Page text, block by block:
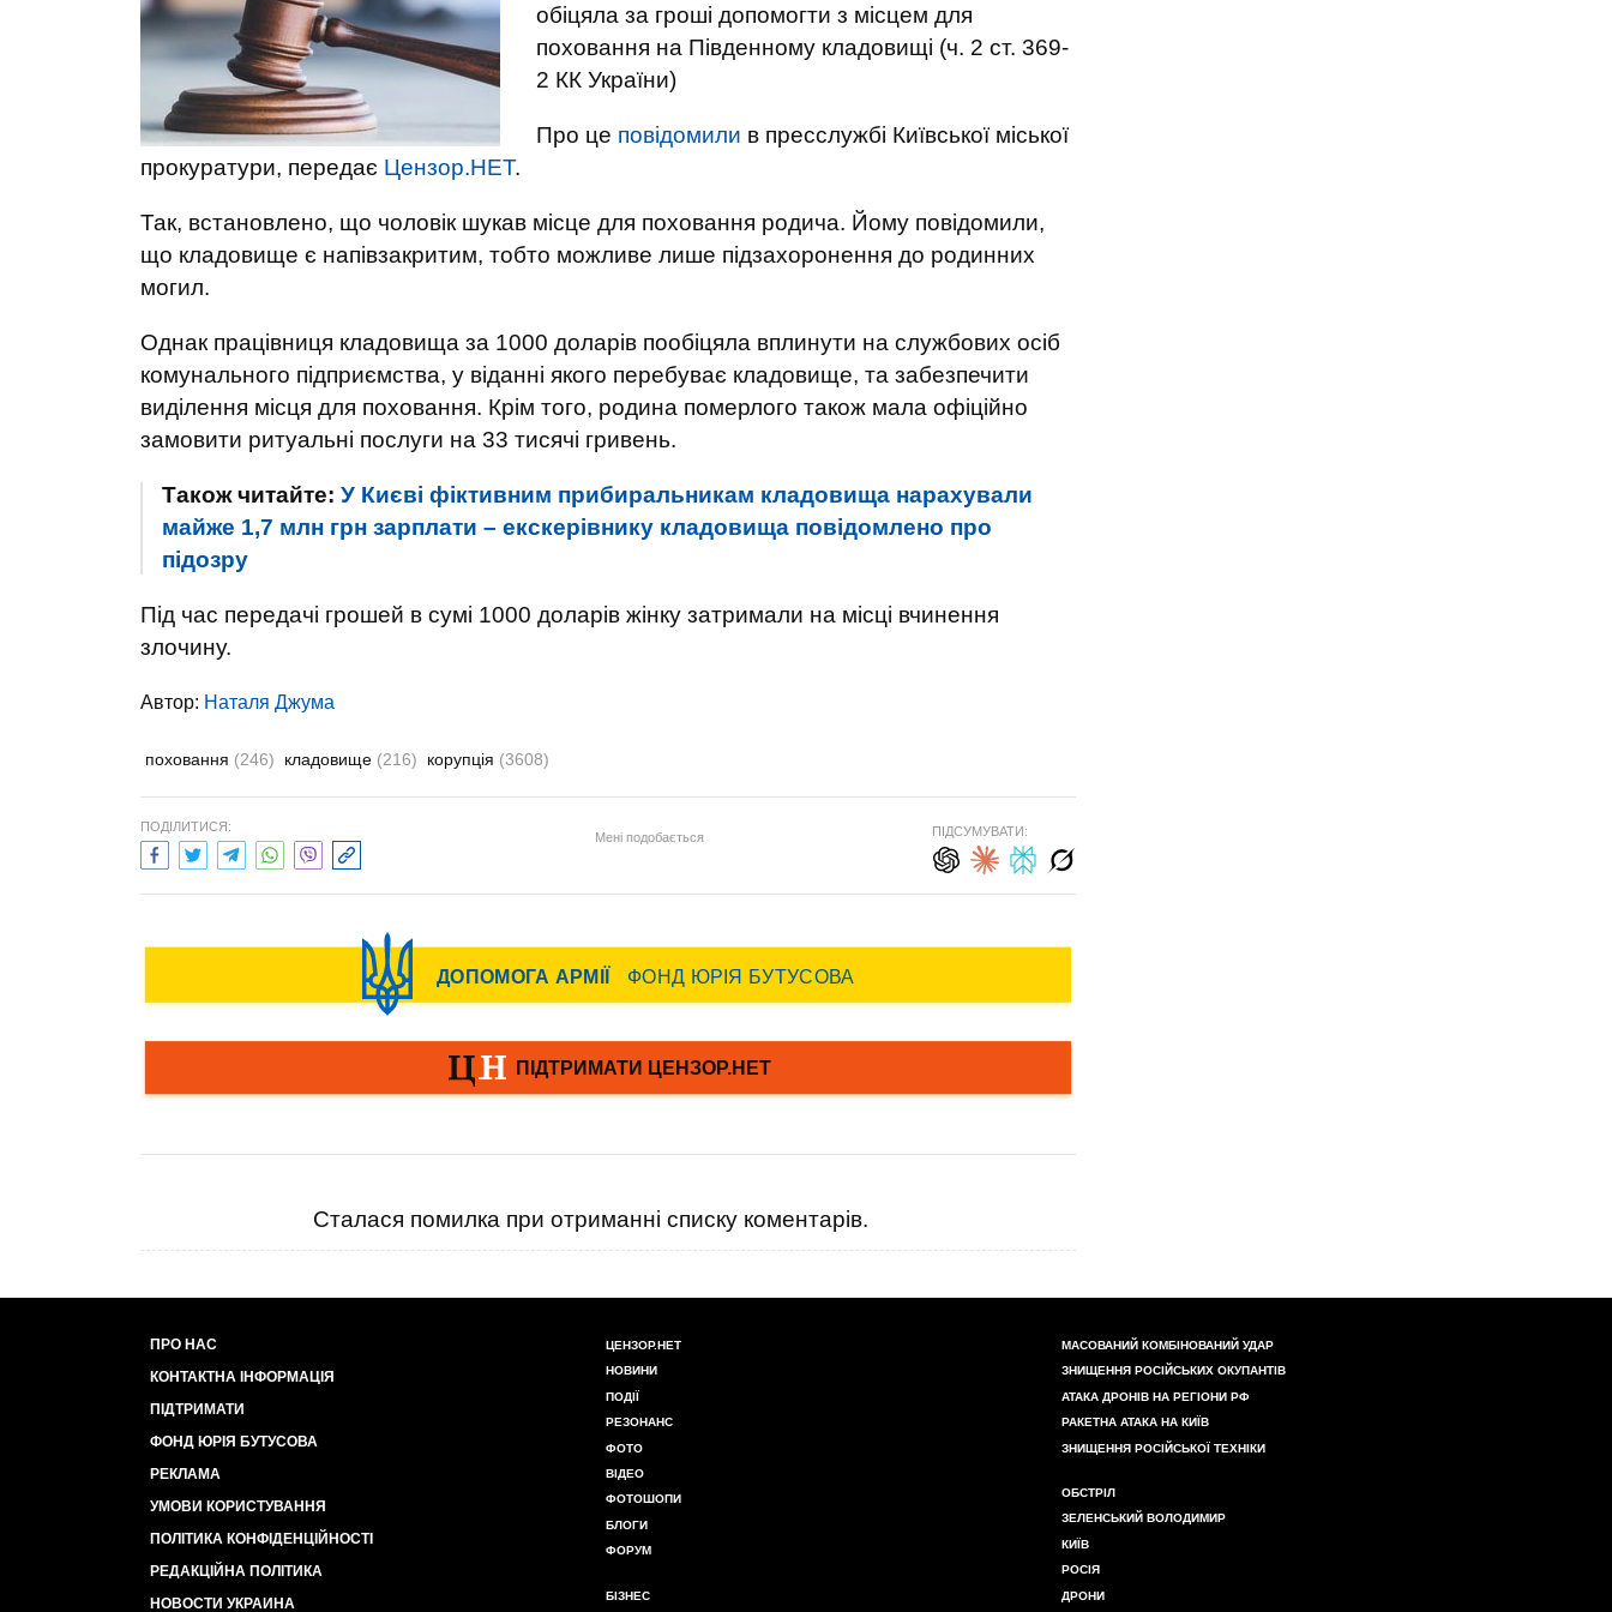
обіцяла за гроші допомогти з місцем для
поховання на Південному кладовищі (ч. 2 ст. 369-
2 КК України)
Про це повідомили в пресслужбі Київської міської
прокуратури, передає Цензор.НЕТ.
Так, встановлено, що чоловік шукав місце для поховання родича. Йому повідомили,
що кладовище є напівзакритим, тобто можливе лише підзахоронення до родинних
могил.
Однак працівниця кладовища за 1000 доларів пообіцяла вплинути на службових осіб
комунального підприємства, у віданні якого перебуває кладовище, та забезпечити
виділення місця для поховання. Крім того, родина померлого також мала офіційно
замовити ритуальні послуги на 33 тисячі гривень.
Також читайте: У Києві фіктивним прибиральникам кладовища нарахували
майже 1,7 млн грн зарплати – екскерівнику кладовища повідомлено про
підозру
Під час передачі грошей в сумі 1000 доларів жінку затримали на місці вчинення
злочину.
Автор: Наталя Джума
поховання (246) кладовище (216) корупція (3608)
ПОДІЛИТИСЯ:
Мені подобається ПІДСУМУВАТИ:
Сталася помилка при отриманні списку коментарів.
ПРО НАС
КОНТАКТНА ІНФОРМАЦІЯ
ПІДТРИМАТИ
ФОНД ЮРІЯ БУТУСОВА
РЕКЛАМА
УМОВИ КОРИСТУВАННЯ
ПОЛІТИКА КОНФІДЕНЦІЙНОСТІ
РЕДАКЦІЙНА ПОЛІТИКА
НОВОСТИ УКРАИНА
ЦЕНЗОР.НЕТ
НОВИНИ
ПОДІЇ
РЕЗОНАНС
ФОТО
ВІДЕО
ФОТОШОПИ
БЛОГИ
ФОРУМ
БІЗНЕС
МАСОВАНИЙ КОМБІНОВАНИЙ УДАР
ЗНИЩЕННЯ РОСІЙСЬКИХ ОКУПАНТІВ
АТАКА ДРОНІВ НА РЕГІОНИ РФ
РАКЕТНА АТАКА НА КИЇВ
ЗНИЩЕННЯ РОСІЙСЬКОЇ ТЕХНІКИ
ОБСТРІЛ
ЗЕЛЕНСЬКИЙ ВОЛОДИМИР
КИЇВ
РОСІЯ
ДРОНИ